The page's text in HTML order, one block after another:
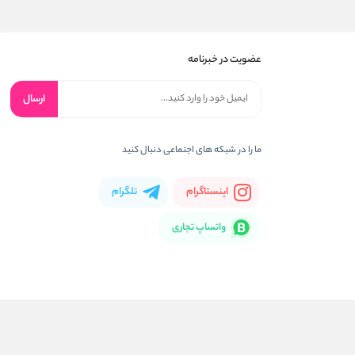
عضویت در خبرنامه
ارسال
ما را در شبکه های اجتماعی دنبال کنید
اینستاگرام تلگرام
واتساپ تجاری